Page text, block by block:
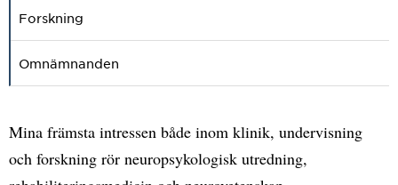
Forskning
Omnämnanden
Mina främsta intressen både inom klinik, undervisning
och forskning rör neuropsykologisk utredning,